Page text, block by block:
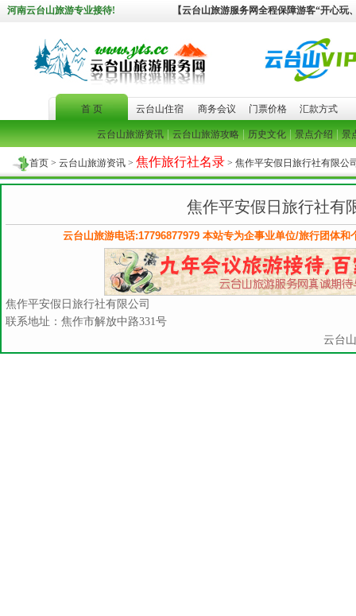
河南云台山旅游专业接待! 【云台山旅游服务网全程保障游客“开心玩
首 页 云台山住宿 商务会议 门票价格 汇款方式
云台山旅游资讯|云台山旅游攻略|历史文化|景点介绍|景
首页 > 云台山旅游资讯 > 焦作旅行社名录 > 焦作平安假日旅行社有限公
焦作平安假日旅行社有
云台山旅游电话:17796877979 本站专为企事业单位/旅行团体
焦作平安假日旅行社有限公司
联系地址：焦作市解放中路331号
云台